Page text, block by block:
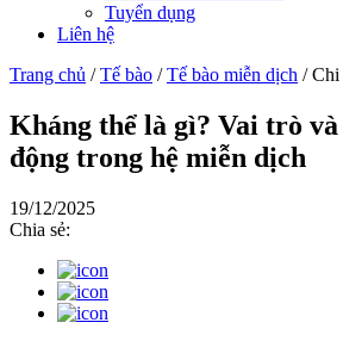
Tuyển dụng
Liên hệ
Trang chủ /Tế bào /Tế bào miễn dịch /Chi
Kháng thể là gì? Vai trò và
động trong hệ miễn dịch
19/12/2025
Chia sẻ: